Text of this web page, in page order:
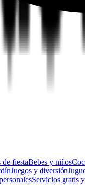
fiestaBebes y niños
Juegos y diversión
Servicios gratis